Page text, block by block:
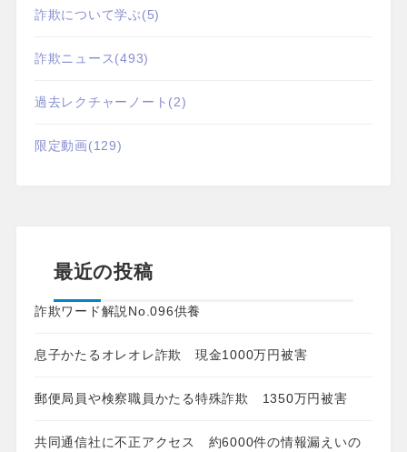
詐欺について学ぶ(5)
詐欺ニュース(493)
過去レクチャーノート (2)
限定動画(129)
最近の投稿
詐欺ワード解説No.096供養
息子かたるオレオレ詐欺 現金1000万円被害
郵便局員や検察職員かたる特殊詐欺 1350万円被害
共同通信社に不正アクセス 約6000件の情報漏えいの